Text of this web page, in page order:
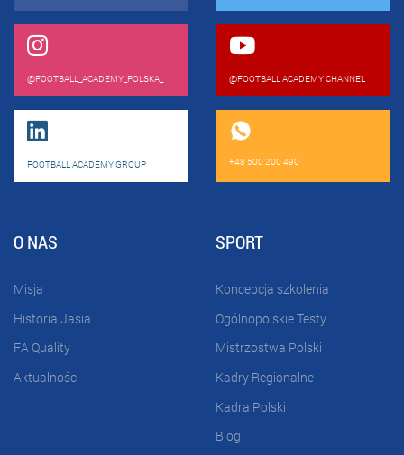
@FOOTBALL_ACADEMY_POLSKA_ @FOOTBALL ACADEMY CHANNEL
FOOTBALL ACADEMY GROUP +48 500 200 490
O NAS
Misja
Historia Jasia
FA Quality
Aktualności
SPORT
Koncepcja szkolenia
Ogólnopolskie Testy
Mistrzostwa Polski
Kadry Regionalne
Kadra Polski
Blog